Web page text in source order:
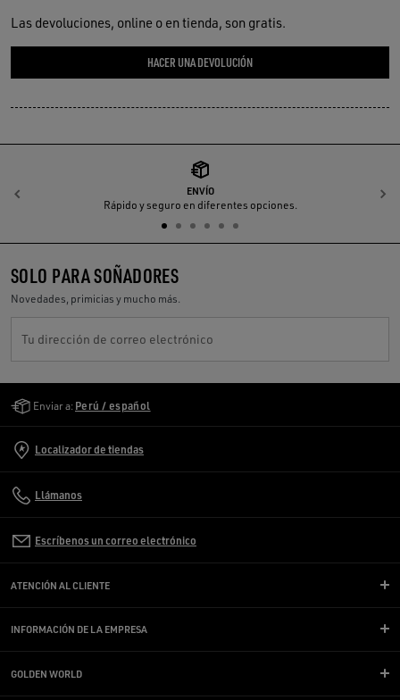
Las devoluciones, online o en tienda, son gratis.
HACER UNA DEVOLUCIÓN
ENVÍO
Rápido y seguro en diferentes opciones.
Anterior
SOLO PARA SOÑADORES
Novedades, primicias y mucho más.
Tu dirección de correo electrónico
Enviar a: Perú / español
Localizador de tiendas
Llámanos
Escríbenos un correo electrónico
ATENCIÓN AL CLIENTE
INFORMACIÓN DE LA EMPRESA
GOLDEN WORLD